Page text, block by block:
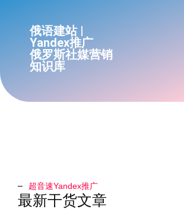
俄语建站 |
Yandex推广
俄罗斯社媒营销
知识库
超音速Yandex推广​
最新干货文章